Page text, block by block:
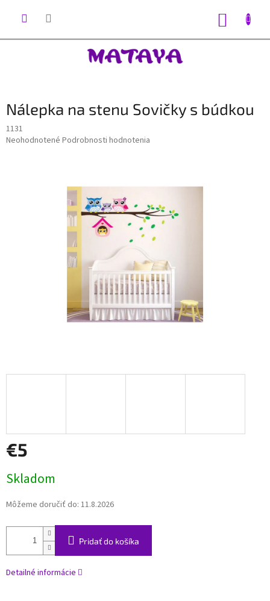
Nálepka na stenu Sovičky s búdkou
1131
Priemerné
Neohodnotené Podrobnosti hodnotenia
€5
cena:
Skladom
Môžeme doručiť do: 11.8.2026
Pridať do košíka
Detailné informácie